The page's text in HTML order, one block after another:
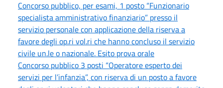
Concorso pubblico, per esami, 1 posto “Funzionario
specialista amministrativo finanziario” presso il
servizio personale con applicazione della riserva a
favore degli op.ri vol.ri che hanno concluso il servizio
civile un.le o nazionale. Esito prova orale
Concorso pubblico 3 posti “Operatore esperto dei
servizi per l’infanzia”, con riserva di un posto a favore